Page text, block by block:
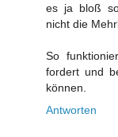
es ja bloß
nicht die
So
fordert und
können.
Antworten